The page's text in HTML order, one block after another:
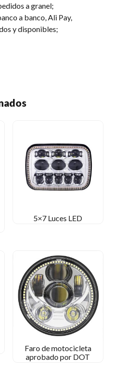
a granel;
a banco, Ali Pay,
y disponibles;
5×7 Luces LED
Faro de motocicleta
aprobado por DOT